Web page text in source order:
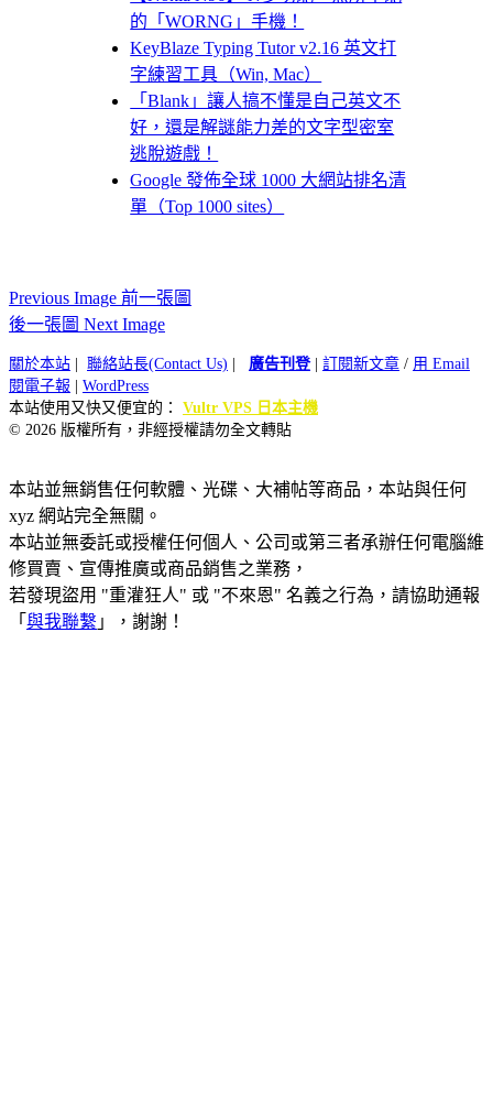
的「WORNG」手機！
KeyBlaze Typing Tutor v2.16 英文打
字練習工具（Win, Mac）
「Blank」讓人搞不懂是自己英文不
好，還是解謎能力差的文字型密室
逃脫遊戲！
Google 發佈全球 1000 大網站排名清
單（Top 1000 sites）
Previous Image 前一張圖
後一張圖 Next Image
關於本站 聯絡站長(Contact Us) 廣告刊登| 訂閱新文章 / 用 Email
閱電子報
WordPress
本站使用又快又便宜的： Vultr VPS 日本主機
© 2026 版權所有，非經授權請勿全文轉貼
本站並無銷售任何軟體、光碟、大補帖等商品，本站與任何
xyz 網站完全無關。
本站並無委託或授權任何個人、公司或第三者承辦任何電腦維
修買賣、宣傳推廣或商品銷售之業務，
若發現盜用 "重灌狂人" 或 "不來恩" 名義之行為，請協助通報
「 與我聯繫 」，謝謝！